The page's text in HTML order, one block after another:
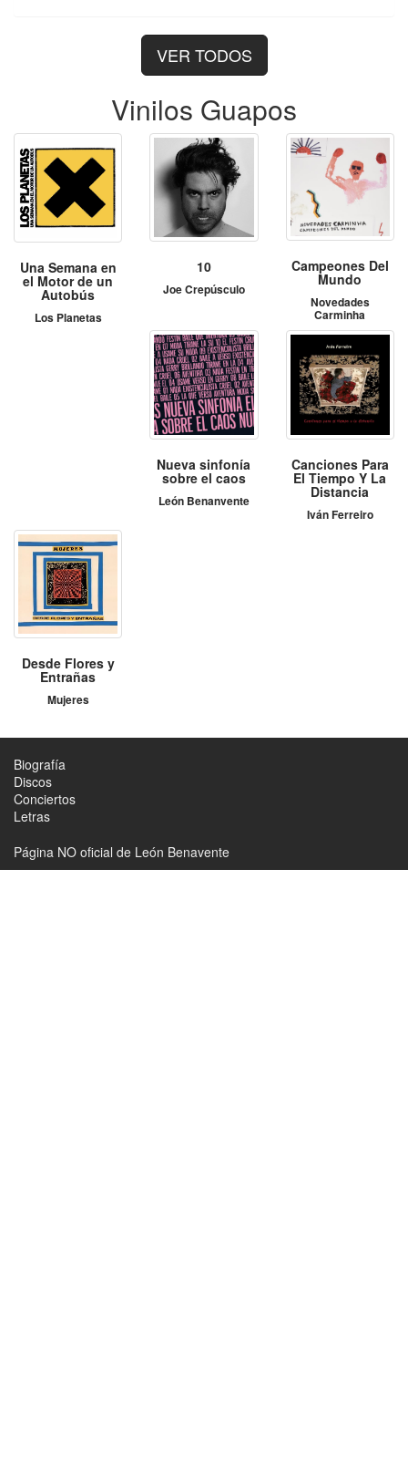
VER TODOS
Vinilos Guapos
Una Semana en
el Motor de un
Autobús
Los Planetas
10
Joe Crepúsculo
Campeones Del
Mundo
Novedades
Carminha
Nueva sinfonía
sobre el caos
León Benanvente
Canciones Para
El Tiempo Y La
Distancia
Iván Ferreiro
Desde Flores y
Entrañas
Mujeres
Biografía
Discos
Conciertos
Letras
Página NO oficial de León Benavente